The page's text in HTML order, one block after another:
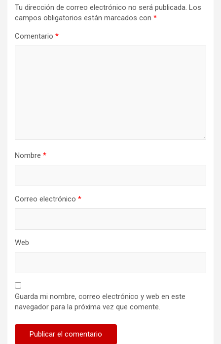
Tu dirección de correo electrónico no será publicada. Los
campos obligatorios están marcados con *
Comentario *
Nombre *
Correo electrónico *
Web
Guarda mi nombre, correo electrónico y web en este
navegador para la próxima vez que comente.